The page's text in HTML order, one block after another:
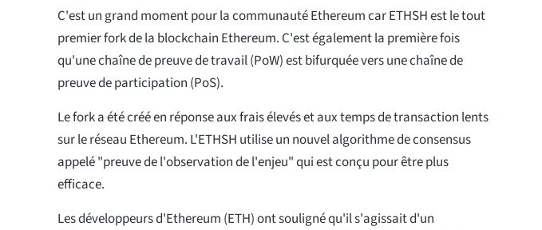
C'est un grand moment pour la communauté Ethereum car ETHSH est le tout
premier fork de la blockchain Ethereum. C'est également la première fois
qu'une chaîne de preuve de travail (PoW) est bifurquée vers une chaîne de
preuve de participation (PoS).
Le fork a été créé en réponse aux frais élevés et aux temps de transaction lents
sur le réseau Ethereum. L'ETHSH utilise un nouvel algorithme de consensus
appelé "preuve de l'observation de l'enjeu" qui est conçu pour être plus
efficace.
Les développeurs d'Ethereum (ETH) ont souligné qu'il s'agissait d'un